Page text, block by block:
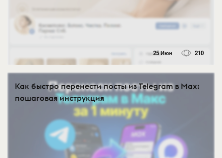
25 Июн 210
Как быстро перенести посты из Telegram в Max:
пошаговая инструкция